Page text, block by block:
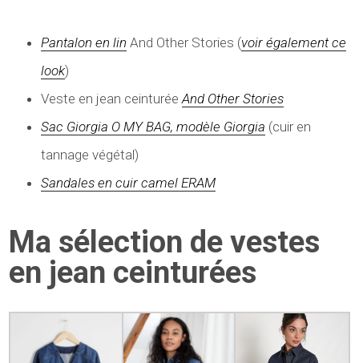
Pantalon en lin And Other Stories (voir également ce
look)
Veste en jean ceinturéeAnd Other Stories
Sac Giorgia O MY BAG, modèle Giorgia (cuir en
tannage végétal)
Sandales en cuir camel ERAM
Ma sélection de vestes
en jean ceinturées